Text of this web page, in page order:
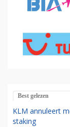
Best gelezen
KLM annuleert
staking